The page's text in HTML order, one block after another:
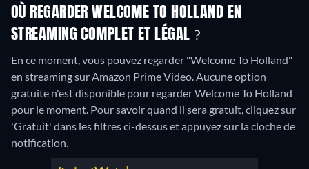
OÙ REGARDER WELCOME TO HOLLAND EN
STREAMING COMPLET ET LÉGAL ?
En ce moment, vous pouvez regarder "Welcome To Holland"
en streaming sur Amazon Prime Video.Aucune option
gratuite n'est disponible pour regarder Welcome To Holland
pour le moment. Pour savoir quand il sera gratuit, cliquez sur
'Gratuit' dans les filtres ci-dessus et appuyez sur la cloche de
notification.